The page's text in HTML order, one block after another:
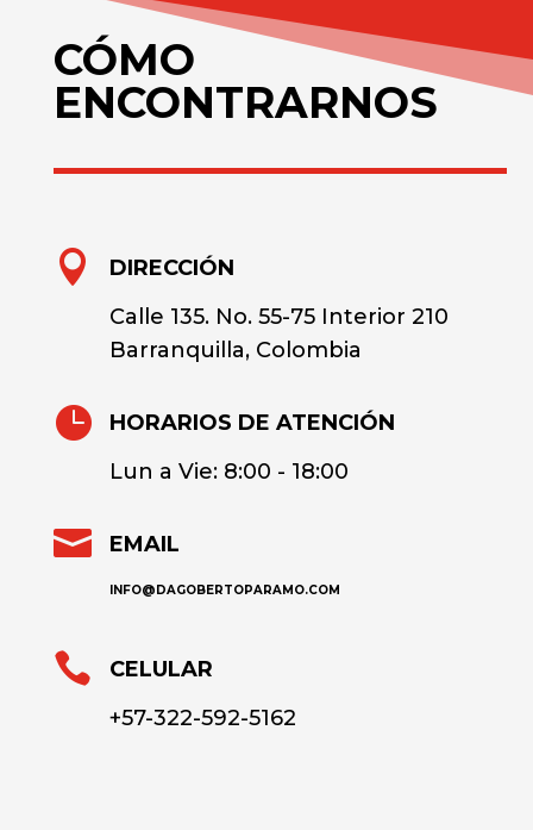
CÓMO
ENCONTRARNOS

DIRECCIÓN
Calle 135. No. 55-75 Interior 210
Barranquilla, Colombia

HORARIOS DE ATENCIÓN
Lun a Vie: 8:00 - 18:00
 EMAIL
INFO@DAGOBERTOPARAMO.COM

CELULAR
+57-322-592-5162